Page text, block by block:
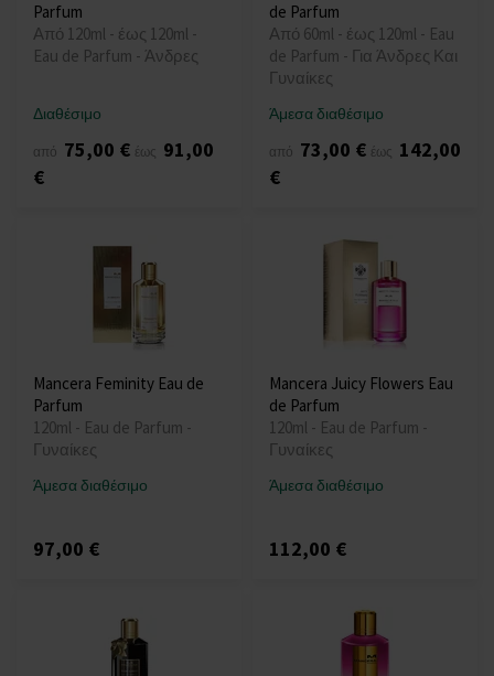
Parfum
Από 120ml - έως 120ml -
Eau de Parfum - Άνδρες
Διαθέσιμο
από 75,00 € έως 91,00
€
de Parfum
Από 60ml - έως 120ml - Eau
de Parfum - Για Άνδρες Και
Γυναίκες
Άμεσα διαθέσιμο
από 73,00 € έως 142,00
€
Mancera Feminity Eau de
Parfum
120ml - Eau de Parfum -
Γυναίκες
Άμεσα διαθέσιμο
97,00 €
Mancera Juicy Flowers Eau
de Parfum
120ml - Eau de Parfum -
Γυναίκες
Άμεσα διαθέσιμο
112,00 €